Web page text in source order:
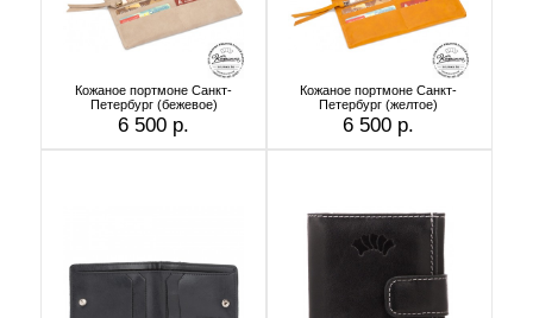
Кожаное портмоне Санкт-
Петербург (бежевое)
6 500 р.
Кожаное портмоне Санкт-
Петербург (желтое)
6 500 р.